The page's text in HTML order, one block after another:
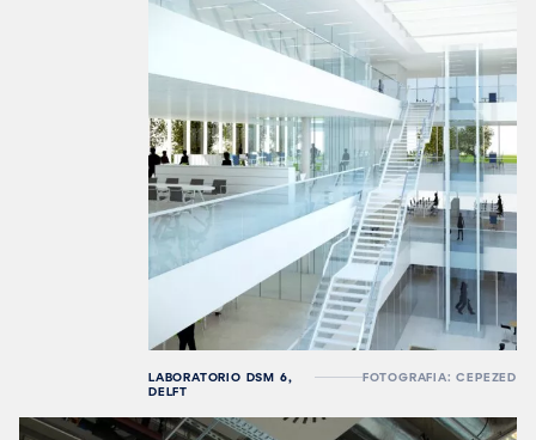
LABORATORIO DSM 6,
DELFT
FOTOGRAFIA: CEPEZED